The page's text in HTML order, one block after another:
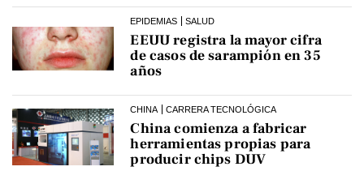
EPIDEMIAS SALUD
EEUU registra la mayor cifra
de casos de sarampión en 35
años
CHINA CARRERA TECNOLÓGICA
China comienza a fabricar
herramientas propias para
producir chips DUV